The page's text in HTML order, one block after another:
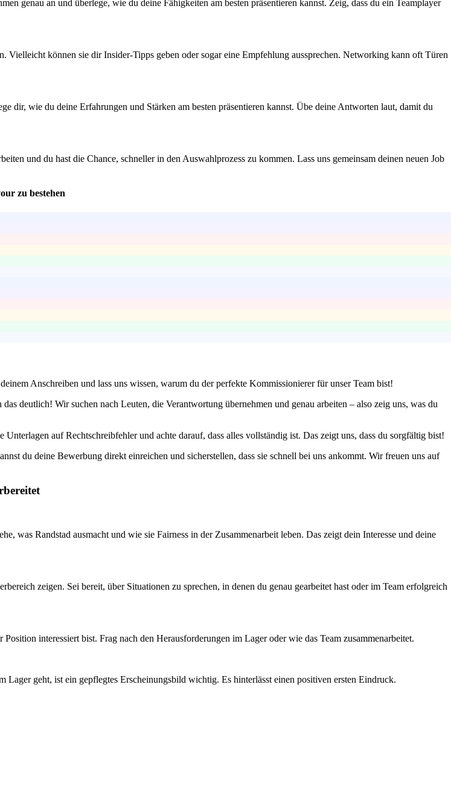
genau an und überlege, wie du deine Fähigkeiten am besten präsentieren kannst. Zeig, dass du ein Teamplayer
können sie dir Insider-Tipps geben oder sogar eine Empfehlung aussprechen. Networking kann oft Türen
dir, wie du deine Erfahrungen und Stärken am besten präsentieren kannst. Übe deine Antworten laut, damit du
und du hast die Chance, schneller in den Auswahlprozess zu kommen. Lass uns gemeinsam deinen neuen Job
zu bestehen
Anschreiben und lass uns wissen, warum du der perfekte Kommissionierer für unser Team bist!
deutlich! Wir suchen nach Leuten, die Verantwortung übernehmen und genau arbeiten – also zeig uns, was du
auf Rechtschreibfehler und achte darauf, dass alles vollständig ist. Das zeigt uns, dass du sorgfältig bist!
du deine Bewerbung direkt einreichen und sicherstellen, dass sie schnell bei uns ankommt. Wir freuen uns auf
was Randstad ausmacht und wie sie Fairness in der Zusammenarbeit leben. Das zeigt dein Interesse und deine
zeigen. Sei bereit, über Situationen zu sprechen, in denen du genau gearbeitet hast oder im Team erfolgreich
interessiert bist. Frag nach den Herausforderungen im Lager oder wie das Team zusammenarbeitet.
geht, ist ein gepflegtes Erscheinungsbild wichtig. Es hinterlässt einen positiven ersten Eindruck.